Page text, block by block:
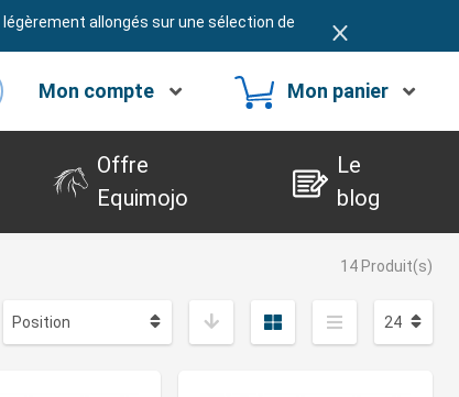
allongés sur une sélection de
Mon compte Mon panier
Offre
Equimojo
Le
blog
14 Produit(s)